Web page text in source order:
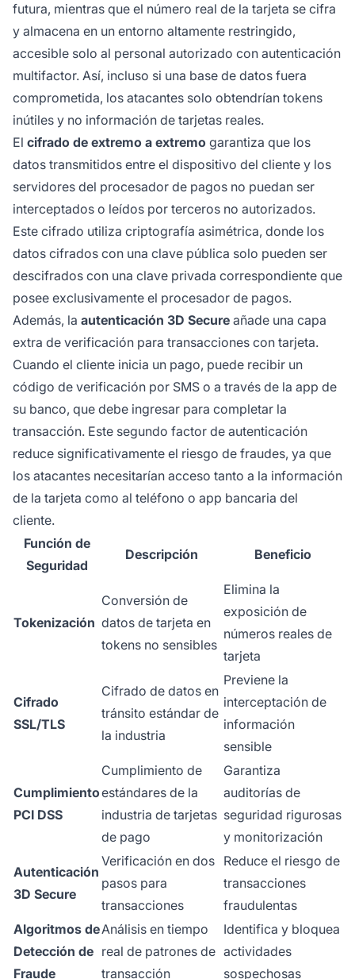
futura, mientras que el número real de la tarjeta se cifra
y almacena en un entorno altamente restringido,
accesible solo al personal autorizado con autenticación
multifactor. Así, incluso si una base de datos fuera
comprometida, los atacantes solo obtendrían tokens
inútiles y no información de tarjetas reales.
El cifrado de extremo a extremo garantiza que los
datos transmitidos entre el dispositivo del cliente y los
servidores del procesador de pagos no puedan ser
interceptados o leídos por terceros no autorizados.
Este cifrado utiliza criptografía asimétrica, donde los
datos cifrados con una clave pública solo pueden ser
descifrados con una clave privada correspondiente que
posee exclusivamente el procesador de pagos.
Además, la autenticación 3D Secure añade una capa
extra de verificación para transacciones con tarjeta.
Cuando el cliente inicia un pago, puede recibir un
código de verificación por SMS o a través de la app de
su banco, que debe ingresar para completar la
transacción. Este segundo factor de autenticación
reduce significativamente el riesgo de fraudes, ya que
los atacantes necesitarían acceso tanto a la información
de la tarjeta como al teléfono o app bancaria del
cliente.
Función de
Seguridad
Descripción Beneficio
Tokenización
Conversión de
datos de tarjeta en
tokens no sensibles
Elimina la
exposición de
números reales de
tarjeta
Cifrado
SSL/TLS
Cifrado de datos en
tránsito estándar de
la industria
Previene la
interceptación de
información
sensible
Cumplimiento
PCI DSS
Cumplimiento de
estándares de la
industria de tarjetas
de pago
Garantiza
auditorías de
seguridad rigurosas
y monitorización
Autenticación
3D Secure
Verificación en dos
pasos para
transacciones
Reduce el riesgo de
transacciones
fraudulentas
Algoritmos de
Detección de
Fraude
Análisis en tiempo
real de patrones de
transacción
Identifica y bloquea
actividades
sospechosas